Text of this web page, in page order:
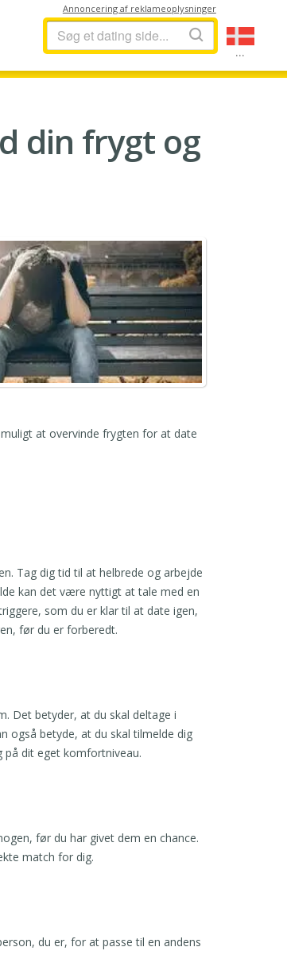
...
Annoncering af reklameoplysninger
din frygt og
at overvinde frygten for at date
Tag dig tid til at helbrede og arbejde
kan det være nyttigt at tale med en
som du er klar til at date igen,
før du er forberedt.
Det betyder, at du skal deltage i
også betyde, at du skal tilmelde dig
dit eget komfortniveau.
før du har givet dem en chance.
match for dig.
du er, for at passe til en andens